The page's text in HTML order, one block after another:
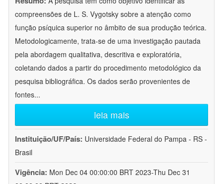
compreensões de L. S. Vygotsky sobre a atenção como
função psíquica superior no âmbito de sua produção teórica.
Metodologicamente, trata-se de uma investigação pautada
pela abordagem qualitativa, descritiva e exploratória,
coletando dados a partir do procedimento metodológico da
pesquisa bibliográfica. Os dados serão provenientes de
fontes...
leia mais
Instituição/UF/País: Universidade Federal do Pampa - RS -
Brasil
Vigência: Mon Dec 04 00:00:00 BRT 2023-Thu Dec 31